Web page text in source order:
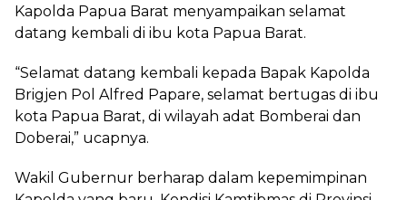
Kapolda Papua Barat menyampaikan selamat
datang kembali di ibu kota Papua Barat.
“Selamat datang kembali kepada Bapak Kapolda
Brigjen Pol Alfred Papare, selamat bertugas di ibu
kota Papua Barat, di wilayah adat Bomberai dan
Doberai,” ucapnya.
Wakil Gubernur berharap dalam kepemimpinan